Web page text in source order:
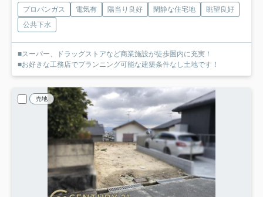
プロパンガス 電気有 陽当り良好 閑静な住宅地
眺望良好
公共下水
■スーパー、ドラッグストアなど商業施設が徒歩圏内に充実！
■お好きな工務店でプランニング可能な建築条件なし土地です！
売地